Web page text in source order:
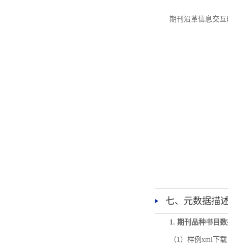
期刊沿革信息交
七、元数据描
1. 期刊品种书目
（1）样例xml下载